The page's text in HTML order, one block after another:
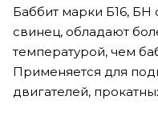
Баббит марки Б16, БН
свинец, обладают
температурой, чем
Применяется для
двигателей,